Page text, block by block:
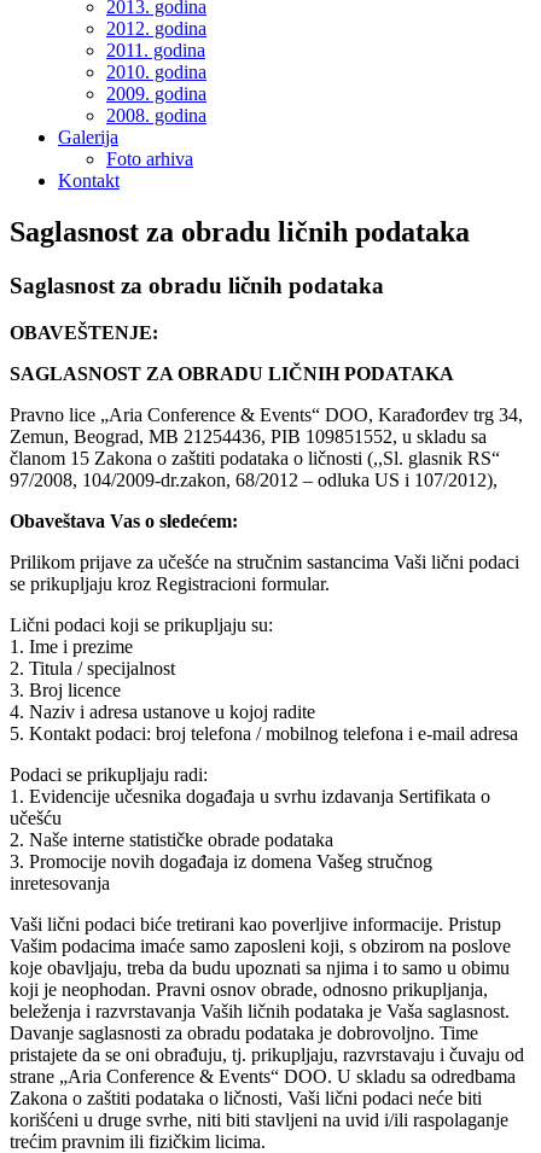
2013. godina
2012. godina
2011. godina
2010. godina
2009. godina
2008. godina
Galerija
Foto arhiva
Kontakt
Saglasnost za obradu ličnih podataka
Saglasnost za obradu ličnih podataka
OBAVEŠTENJE:
SAGLASNOST ZA OBRADU LIČNIH PODATAKA
Pravno lice „Aria Conference & Events“ DOO, Karađorđev trg 34,
Zemun, Beograd, MB 21254436, PIB 109851552, u skladu sa
članom 15 Zakona o zaštiti podataka o ličnosti (,,Sl. glasnik RS“
97/2008, 104/2009-dr.zakon, 68/2012 – odluka US i 107/2012),
Obaveštava Vas o sledećem:
Prilikom prijave za učešće na stručnim sastancima Vaši lični podaci
se prikuplјaju kroz Registracioni formular.
Lični podaci koji se prikuplјaju su:
1. Ime i prezime
2. Titula / specijalnost
3. Broj licence
4. Naziv i adresa ustanove u kojoj radite
5. Kontakt podaci: broj telefona / mobilnog telefona i e-mail adresa
Podaci se prikuplјaju radi:
1. Evidencije učesnika događaja u svrhu izdavanja Sertifikata o
učešću
2. Naše interne statističke obrade podataka
3. Promocije novih događaja iz domena Vašeg stručnog
inretesovanja
Vaši lični podaci biće tretirani kao poverlјive informacije. Pristup
Vašim podacima imaće samo zaposleni koji, s obzirom na poslove
koje obavlјaju, treba da budu upoznati sa njima i to samo u obimu
koji je neophodan. Pravni osnov obrade, odnosno prikuplјanja,
beleženja i razvrstavanja Vaših ličnih podataka je Vaša saglasnost.
Davanje saglasnosti za obradu podataka je dobrovolјno. Time
pristajete da se oni obrađuju, tj. prikuplјaju, razvrstavaju i čuvaju od
strane „Aria Conference & Events“ DOO. U skladu sa odredbama
Zakona o zaštiti podataka o ličnosti, Vaši lični podaci neće biti
korišćeni u druge svrhe, niti biti stavlјeni na uvid i/ili raspolaganje
trećim pravnim ili fizičkim licima.